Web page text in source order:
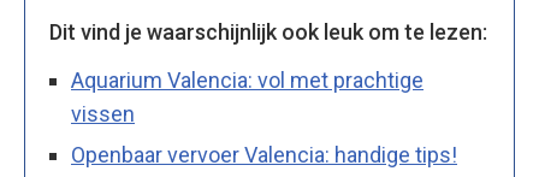
Dit vind je waarschijnlijk ook leuk om te lezen:
Aquarium Valencia: vol met prachtige
vissen
Openbaar vervoer Valencia: handige tips!